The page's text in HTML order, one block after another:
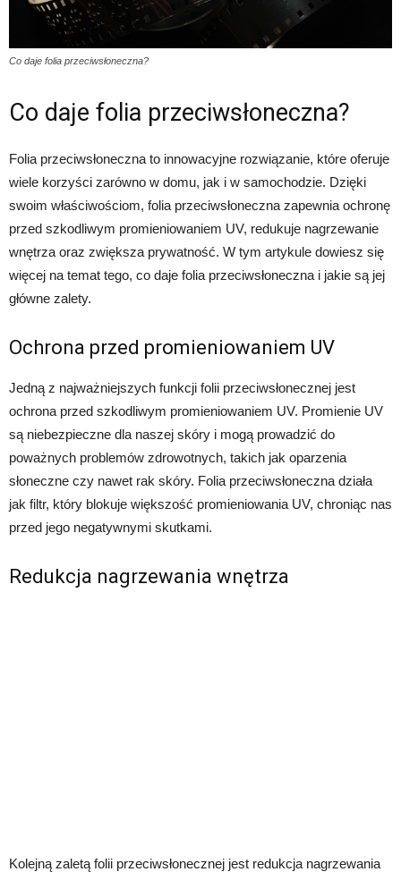
Co daje folia przeciwsłoneczna?
Co daje folia przeciwsłoneczna?
Folia przeciwsłoneczna to innowacyjne rozwiązanie, które oferuje
wiele korzyści zarówno w domu, jak i w samochodzie. Dzięki
swoim właściwościom, folia przeciwsłoneczna zapewnia ochronę
przed szkodliwym promieniowaniem UV, redukuje nagrzewanie
wnętrza oraz zwiększa prywatność. W tym artykule dowiesz się
więcej na temat tego, co daje folia przeciwsłoneczna i jakie są jej
główne zalety.
Ochrona przed promieniowaniem UV
Jedną z najważniejszych funkcji folii przeciwsłonecznej jest
ochrona przed szkodliwym promieniowaniem UV. Promienie UV
są niebezpieczne dla naszej skóry i mogą prowadzić do
poważnych problemów zdrowotnych, takich jak oparzenia
słoneczne czy nawet rak skóry. Folia przeciwsłoneczna działa
jak filtr, który blokuje większość promieniowania UV, chroniąc nas
przed jego negatywnymi skutkami.
Redukcja nagrzewania wnętrza
Kolejną zaletą folii przeciwsłonecznej jest redukcja nagrzewania